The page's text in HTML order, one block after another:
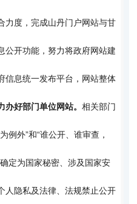
力度，完成山丹门户网站与甘
公开功能，努力将政府网站建
信息统一发布平台，网站整体
办好部门单位网站。 相关部门
例外”和“谁公开、谁审查，
定为国家秘密、涉及国家安
人隐私及法律、法规禁止公开